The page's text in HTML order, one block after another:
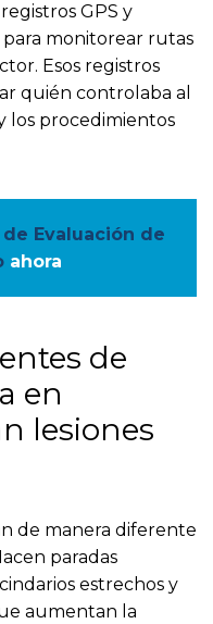
GPS y
monitorear rutas
Esos registros
quién controlaba al
los procedimientos
Evaluación de
ahora
de
en
lesiones
de manera diferente
paradas
estrechos y
aumentan la